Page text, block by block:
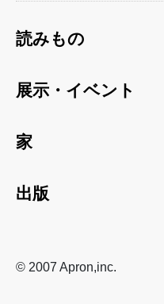
読みもの
展示・イベント
家
出版
© 2007 Apron,inc.